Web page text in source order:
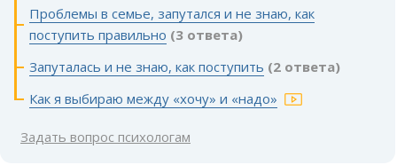
Проблемы в семье, запутался и не знаю, как
поступить правильно (3 ответа)
Запуталась и не знаю, как поступить (2 ответа)
Как я выбираю между «хочу» и «надо»
Задать вопрос психологам